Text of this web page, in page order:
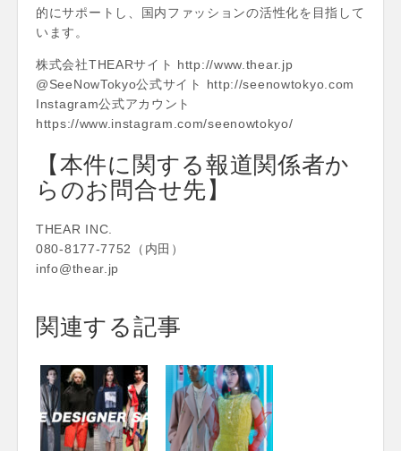
的にサポートし、国内ファッションの活性化を目指して
います。
株式会社THEARサイト http://www.thear.jp
@SeeNowTokyo公式サイト http://seenowtokyo.com
Instagram公式アカウント
https://www.instagram.com/seenowtokyo/
【本件に関する報道関係者か
らのお問合せ先】
THEAR INC.
080-8177-7752（内田）
info@thear.jp
関連する記事